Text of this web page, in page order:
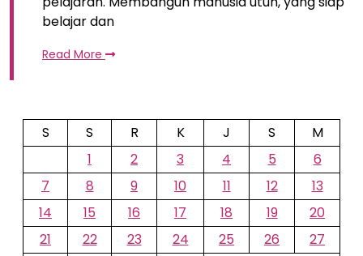
belajar dan
Read More
S S R K J S
M
1
2 3 4 5
6
7
8 9 10 11 12
13
14
15 16 17 18 19
20
21
22 23 24 25 26
27